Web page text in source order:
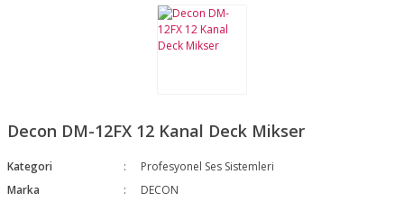
Decon DM-12FX 12 Kanal Deck Mikser
Kategori
Profesyonel Ses Sistemleri
Marka
DECON